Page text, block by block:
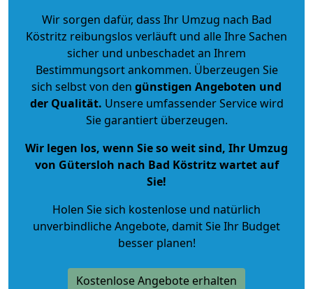
Wir sorgen dafür, dass Ihr Umzug nach Bad
Köstritz reibungslos verläuft und alle Ihre Sachen
sicher und unbeschadet an Ihrem
Bestimmungsort ankommen. Überzeugen Sie
sich selbst von den günstigen Angeboten und
der Qualität. Unsere umfassender Service wird
Sie garantiert überzeugen.
Wir legen los, wenn Sie so weit sind, Ihr Umzug
von Gütersloh nach Bad Köstritz wartet auf
Sie!
Holen Sie sich kostenlose und natürlich
unverbindliche Angebote, damit Sie Ihr Budget
besser planen!
Kostenlose Angebote erhalten